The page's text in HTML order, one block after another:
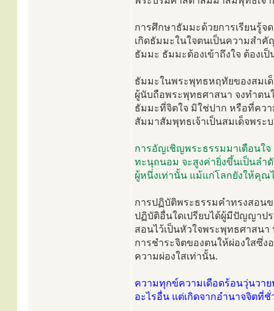
การศึกษาธัมมะด้วยการเรียนรู้
เกิดธัมมะในใจตนเป็นความสำ
ธัมมะ ธัมมะต้องเข้าถึงใจ ต้องเ
ธัมมะในพระพุทธหฤทัยของสมเ
ผู้นับถือพระพุทธศาสนา จงทำต
ธัมมะที่จิตใจ มิใช่ปาก หรือที่คว
สัมมาสัมพุทธเจ้าเป็นสมเด็จพระ
การอัญเชิญพระธรรมมาเตือนใ
ทะนุถนอม จะสูงค่ายิ่งขึ้นเป็นลำ
ผู้หนึ่งเท่านั้น แม้แก่โลกยังให้คุณ
การปฏิบัติพระธรรมคำทรงสอน
ปฏิบัติอื่นใดเปรียบได้ผู้มีปัญญาป
สอนไว้เป็นหัวใจพระพุทธศาสน
การชำระจิตของตนให้ผ่องใสซึ่ง
ความผ่องใสเท่านั้น.
ความทุกข์ความเดือดร้อนวุ่นวา
อะไรอื่น แต่เกิดจากอำนาจจิตที่